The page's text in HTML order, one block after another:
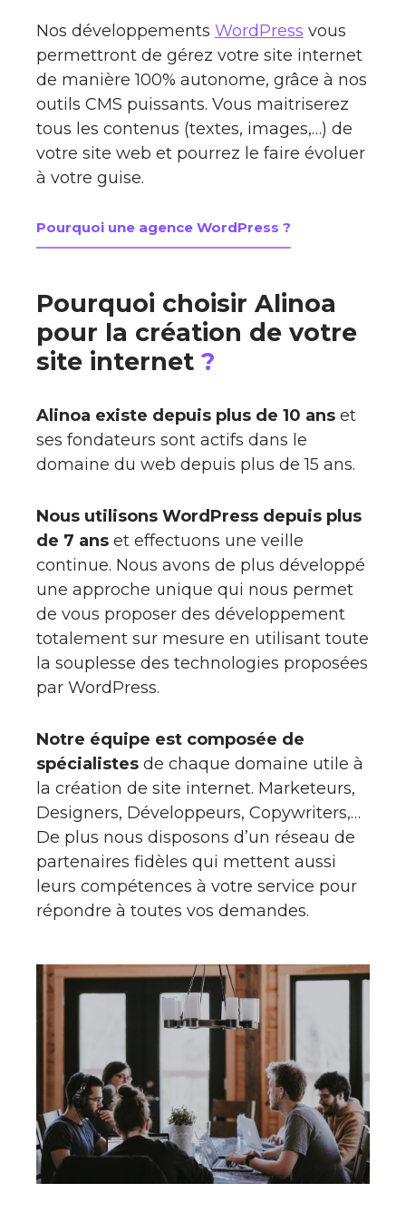
Nos développements WordPress vous
permettront de gérez votre site internet
de manière 100% autonome, grâce à nos
outils CMS puissants. Vous maitriserez
tous les contenus (textes, images,…) de
votre site web et pourrez le faire évoluer
à votre guise.
Pourquoi une agence WordPress ?
Pourquoi choisir Alinoa
pour la création de votre
site internet ?
Alinoa existe depuis plus de 10 ans et
ses fondateurs sont actifs dans le
domaine du web depuis plus de 15 ans.
Nous utilisons WordPress depuis plus
de 7 ans et effectuons une veille
continue. Nous avons de plus développé
une approche unique qui nous permet
de vous proposer des développement
totalement sur mesure en utilisant toute
la souplesse des technologies proposées
par WordPress.
Notre équipe est composée de
spécialistes de chaque domaine utile à
la création de site internet. Marketeurs,
Designers, Développeurs, Copywriters,…
De plus nous disposons d’un réseau de
partenaires fidèles qui mettent aussi
leurs compétences à votre service pour
répondre à toutes vos demandes.